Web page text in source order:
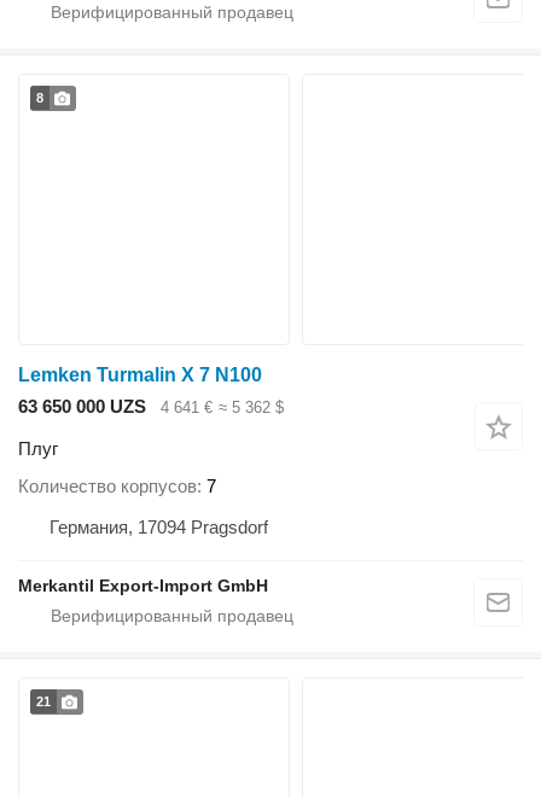
8
Lemken Turmalin X 7 N100
63 650 000 UZS
4 641 € ≈ 5 362 $
Плуг
Количество корпусов 7
Германия, 17094 Pragsdorf
Merkantil Export-Import GmbH
21